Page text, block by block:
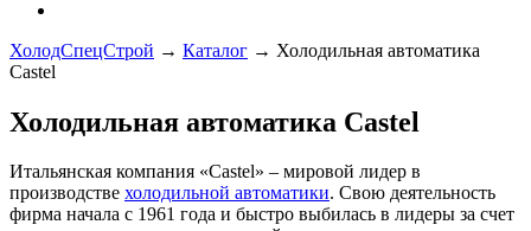
ХолодСпецСтрой → Каталог → Холодильная автоматика
Castel
Холодильная автоматика Castel
Итальянская компания «Castel» – мировой лидер в
производстве холодильной автоматики. Свою деятельность
фирма начала с 1961 года и быстро выбилась в лидеры за счет